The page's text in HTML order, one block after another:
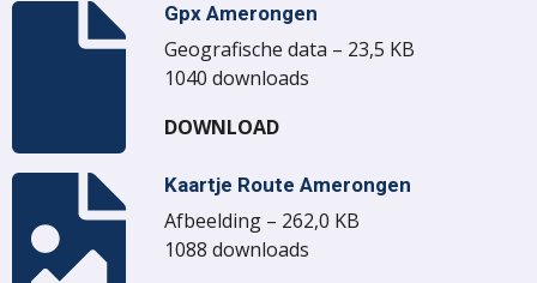
Gpx Amerongen
Geografische data – 23,5 KB
1040 downloads
DOWNLOAD
Kaartje Route Amerongen
Afbeelding – 262,0 KB
1088 downloads